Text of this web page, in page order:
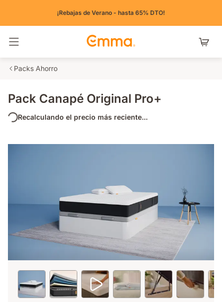
¡Rebajas de Verano - hasta 65% DTO!
Packs Ahorro
Pack Canapé Original Pro+
Recalculando el precio más reciente...